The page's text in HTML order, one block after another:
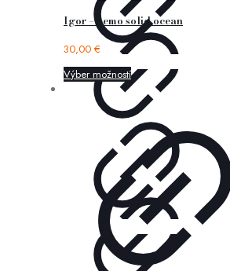
Igor – nemo solid ocean
30,00 €
Výber možností